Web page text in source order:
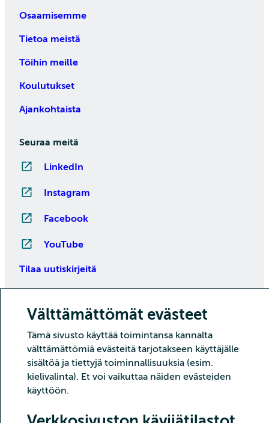
Välttämättömät evästeet
Tämä sivusto käyttää toimintansa kannalta
välttämättömiä evästeitä tarjotakseen käyttäjälle
sisältöä ja tiettyjä toiminnallisuuksia (esim.
kielivalinta). Et voi vaikuttaa näiden evästeiden
käyttöön.
Osaamisemme
Tietoa meistä
Töihin meille
Koulutukset
Ajankohtaista
Seuraa meitä
LinkedIn
Instagram
Facebook
YouTube
Tilaa uutiskirjeitä
Copyright CSC – Tieteen tietotekniikan keskus Oy
Tietoturva Tietosuoja
Evästeet ja kävijätilastointi